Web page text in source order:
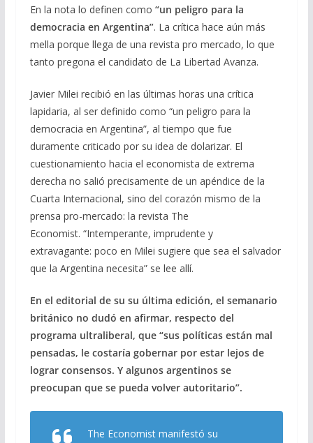
e
b
o
o
k
e
gr
a
m
at
s
A
p
p
ai
l
m
p
ar
r
En la nota lo definen como “un peligro para la
democracia en Argentina”. La crítica hace aún más
mella porque llega de una revista pro mercado, lo que
tanto pregona el candidato de La Libertad Avanza.
Javier Milei recibió en las últimas horas una crítica
lapidaria, al ser definido como “un peligro para la
democracia en Argentina”, al tiempo que fue
duramente criticado por su idea de dolarizar. El
cuestionamiento hacia el economista de extrema
derecha no salió precisamente de un apéndice de la
Cuarta Internacional, sino del corazón mismo de la
prensa pro-mercado: la revista The
Economist. “Intemperante, imprudente y
extravagante: poco en Milei sugiere que sea el salvador
que la Argentina necesita” se lee allí.
En el editorial de su su última edición, el semanario
británico no dudó en afirmar, respecto del
programa ultraliberal, que “sus políticas están mal
pensadas, le costaría gobernar por estar lejos de
lograr consensos. Y algunos argentinos se
preocupan que se pueda volver autoritario”.
The Economist manifestó su